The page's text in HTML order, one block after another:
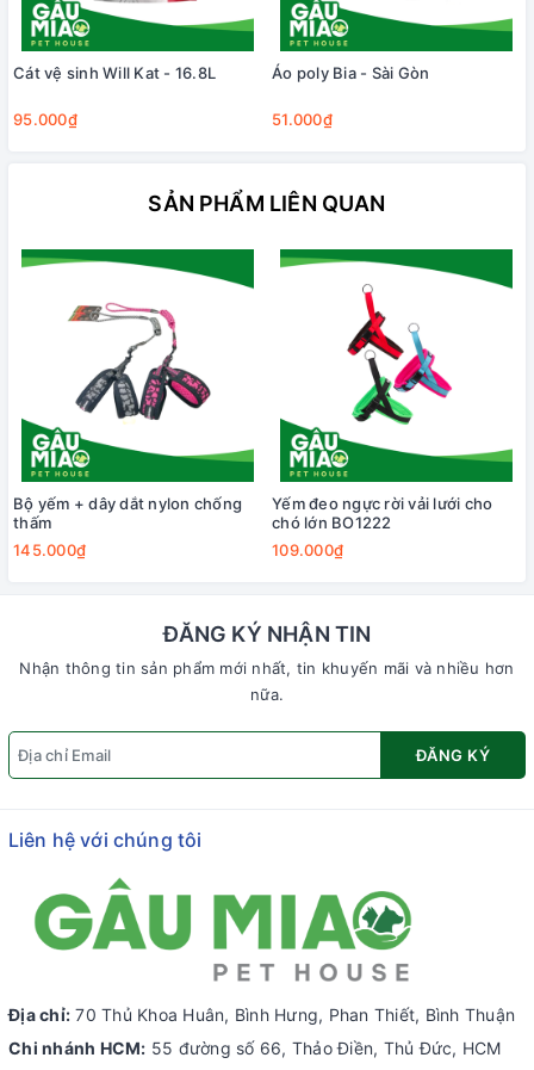
Cát vệ sinh Will Kat - 16.8L
95.000₫
Áo poly Bia - Sài Gòn
51.000₫
SẢN PHẨM LIÊN QUAN
Bộ yếm + dây dắt nylon chống
thấm
145.000₫
Yếm đeo ngực rời vải lưới cho
chó lớn BO1222
109.000₫
ĐĂNG KÝ NHẬN TIN
Nhận thông tin sản phẩm mới nhất, tin khuyến mãi và nhiều hơn
nữa.
ĐĂNG KÝ
Liên hệ với chúng tôi
Địa chỉ: 70 Thủ Khoa Huân, Bình Hưng, Phan Thiết, Bình Thuận
Chi nhánh HCM: 55 đường số 66, Thảo Điền, Thủ Đức, HCM